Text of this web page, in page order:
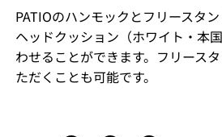
PATIOのハンモックとフリースタ
ヘッドクッション（ホワイト・本
わせることができます。フリース
ただくことも可能です。